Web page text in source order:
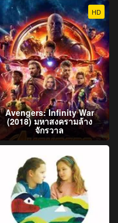
HD
Avengers: Infinity War
(2018) มหาสงครามล้าง
จักรวาล